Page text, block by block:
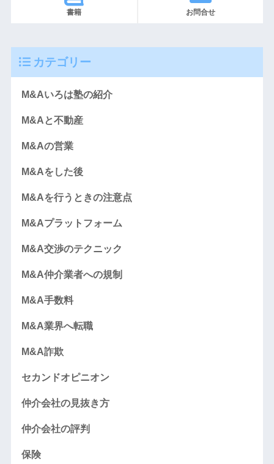
書籍 お問合せ
カテゴリー
M&Aいろは塾の紹介
M&Aと不動産
M&Aの営業
M&Aをした後
M&Aを行うときの注意点
M&Aプラットフォーム
M&A交渉のテクニック
M&A仲介業者への規制
M&A手数料
M&A業界へ転職
M&A詐欺
セカンドオピニオン
仲介会社の見抜き方
仲介会社の評判
保険